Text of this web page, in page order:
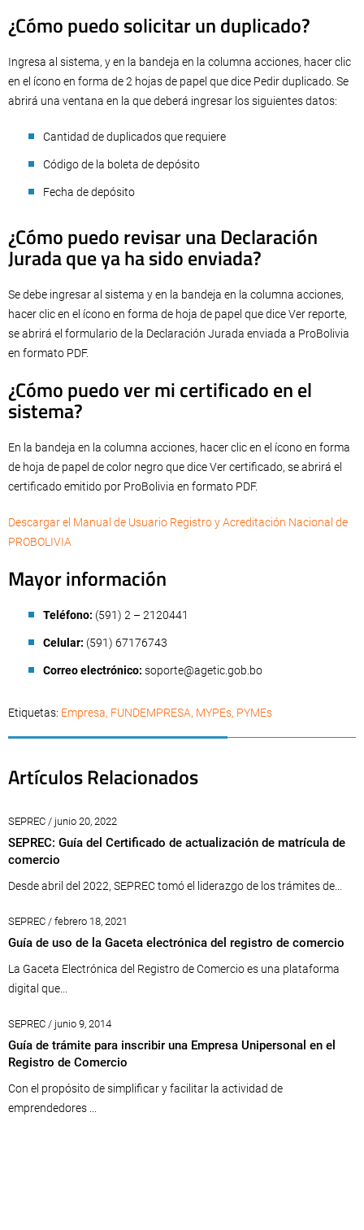
¿Cómo puedo solicitar un duplicado?
Ingresa al sistema, y en la bandeja en la columna acciones, hacer clic
en el ícono en forma de 2 hojas de papel que dice Pedir duplicado. Se
abrirá una ventana en la que deberá ingresar los siguientes datos:
Cantidad de duplicados que requiere
Código de la boleta de depósito
Fecha de depósito
¿Cómo puedo revisar una Declaración
Jurada que ya ha sido enviada?
Se debe ingresar al sistema y en la bandeja en la columna acciones,
hacer clic en el ícono en forma de hoja de papel que dice Ver reporte,
se abrirá el formulario de la Declaración Jurada enviada a ProBolivia
en formato PDF.
¿Cómo puedo ver mi certificado en el
sistema?
En la bandeja en la columna acciones, hacer clic en el ícono en forma
de hoja de papel de color negro que dice Ver certificado, se abrirá el
certificado emitido por ProBolivia en formato PDF.
Descargar el Manual de Usuario Registro y Acreditación Nacional de
PROBOLIVIA
Mayor información
Teléfono: (591) 2 – 2120441
Celular: (591) 67176743
Correo electrónico: soporte@agetic.gob.bo
Etiquetas: Empresa, FUNDEMPRESA, MYPEs, PYMEs
Artículos Relacionados
SEPREC / junio 20, 2022
SEPREC: Guía del Certificado de actualización de matrícula de
comercio
Desde abril del 2022, SEPREC tomó el liderazgo de los trámites de...
SEPREC / febrero 18, 2021
Guía de uso de la Gaceta electrónica del registro de comercio
La Gaceta Electrónica del Registro de Comercio es una plataforma
digital que...
SEPREC / junio 9, 2014
Guía de trámite para inscribir una Empresa Unipersonal en el
Registro de Comercio
Con el propósito de simplificar y facilitar la actividad de
emprendedores ...